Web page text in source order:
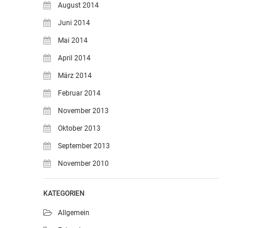
August 2014
Juni 2014
Mai 2014
April 2014
März 2014
Februar 2014
November 2013
Oktober 2013
September 2013
November 2010
KATEGORIEN
Allgemein